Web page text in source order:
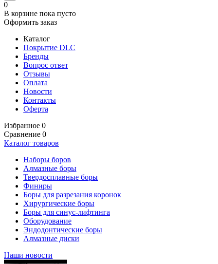
0
В корзине пока пусто
Оформить заказ
Каталог
Покрытие DLC
Бренды
Вопрос ответ
Отзывы
Оплата
Новости
Контакты
Оферта
Избранное 0
Сравнение 0
Каталог товаров
Наборы боров
Алмазные боры
Твердосплавные боры
Финиры
Боры для разрезания коронок
Хирургические боры
Боры для синус-лифтинга
Оборудование
Эндодонтические боры
Алмазные диски
Наши новости